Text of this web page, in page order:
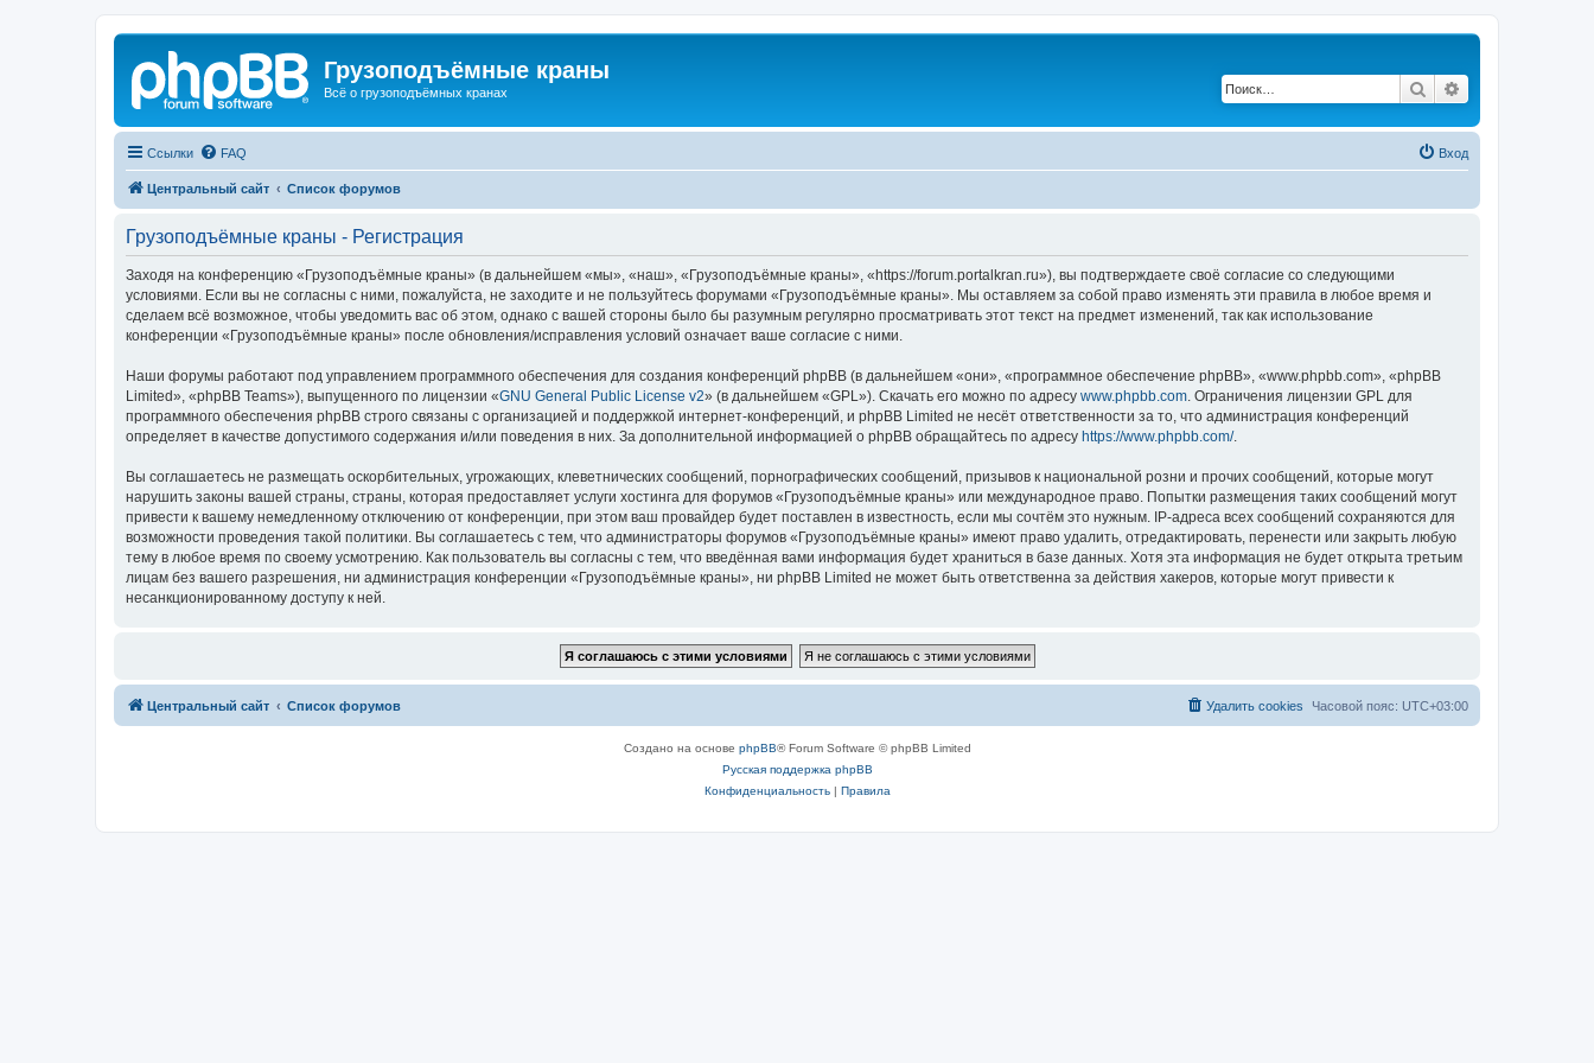
Грузоподъёмные краны
Всё о грузоподъёмных кранах Поиск
Ссылки FAQ Вход
Центральный сайт Список форумов
Грузоподъёмные краны - Регистрация
Заходя на конференцию «Грузоподъёмные краны» (в дальнейшем «мы», «наш», «Грузоподъёмные краны», «https://forum.portalkran.ru»), вы подтверждаете своё согласие со следующими
условиями. Если вы не согласны с ними, пожалуйста, не заходите и не пользуйтесь форумами «Грузоподъёмные краны». Мы оставляем за собой право изменять эти правила в любое время и
сделаем всё возможное, чтобы уведомить вас об этом, однако с вашей стороны было бы разумным регулярно просматривать этот текст на предмет изменений, так как использование
конференции «Грузоподъёмные краны» после обновления/исправления условий означает ваше согласие с ними.
Наши форумы работают под управлением программного обеспечения для создания конференций phpBB (в дальнейшем «они», «программное обеспечение phpBB», «www.phpbb.com», «phpBB
Limited», «phpBB Teams»), выпущенного по лицензии «GNU General Public License v2» (в дальнейшем «GPL»). Скачать его можно по адресу www.phpbb.com . Ограничения лицензии GPL для
программного обеспечения phpBB строго связаны с организацией и поддержкой интернет-конференций, и phpBB Limited не несёт ответственности за то, что администрация конференций
определяет в качестве допустимого содержания и/или поведения в них. За дополнительной информацией о phpBB обращайтесь по адресу https://www.phpbb.com/.
Вы соглашаетесь не размещать оскорбительных, угрожающих, клеветнических сообщений, порнографических сообщений, призывов к национальной розни и прочих сообщений, которые могут
нарушить законы вашей страны, страны, которая предоставляет услуги хостинга для форумов «Грузоподъёмные краны» или международное право. Попытки размещения таких сообщений могут
привести к вашему немедленному отключению от конференции, при этом ваш провайдер будет поставлен в известность, если мы сочтём это нужным. IP-адреса всех сообщений сохраняются для
возможности проведения такой политики. Вы соглашаетесь с тем, что администраторы форумов «Грузоподъёмные краны» имеют право удалить, отредактировать, перенести или закрыть любую
тему в любое время по своему усмотрению. Как пользователь вы согласны с тем, что введённая вами информация будет храниться в базе данных. Хотя эта информация не будет открыта третьим
лицам без вашего разрешения, ни администрация конференции «Грузоподъёмные краны», ни phpBB Limited не может быть ответственна за действия хакеров, которые могут привести к
несанкционированному доступу к ней.
Центральный сайт Список форумов Часовой пояс: UTC+03:00
Удалить cookies
Создано на основе phpBB® Forum Software © phpBB Limited
Русская поддержка phpBB
Конфиденциальность| Правила